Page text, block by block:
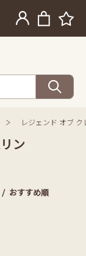
レジェンド オブ ク
ン
おすすめ順